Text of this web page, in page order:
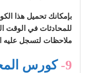
بإمكانك تحميل هذا
للمحادثات في الوقت
ملاحظات لتسجل عليه
9- كورس